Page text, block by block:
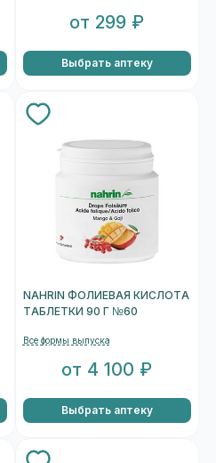
от 299 ₽
Выбрать аптеку
NAHRIN ФОЛИЕВАЯ КИСЛОТА
ТАБЛЕТКИ 90 Г №60
Все формы выпуска
от 4 100 ₽
Выбрать аптеку